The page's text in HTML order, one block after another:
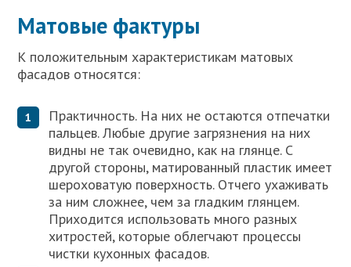
Матовые фактуры
К положительным характеристикам матовых
фасадов относятся:
Практичность. На них не остаются отпечатки
пальцев. Любые другие загрязнения на них
видны не так очевидно, как на глянце. С
другой стороны, матированный пластик имеет
шероховатую поверхность. Отчего ухаживать
за ним сложнее, чем за гладким глянцем.
Приходится использовать много разных
хитростей, которые облегчают процессы
чистки кухонных фасадов.